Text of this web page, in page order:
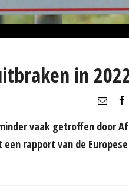
in
vaak getroffen door
rapport van de